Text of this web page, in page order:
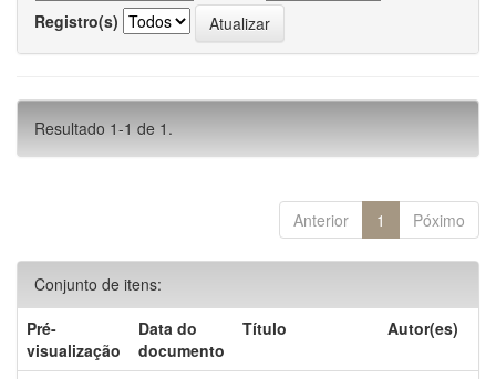
Registro(s)
Resultado 1-1 de 1.
Anterior 1 Póximo
Conjunto de itens:
Pré-
visualização
Data do
documento
Título Autor(es)